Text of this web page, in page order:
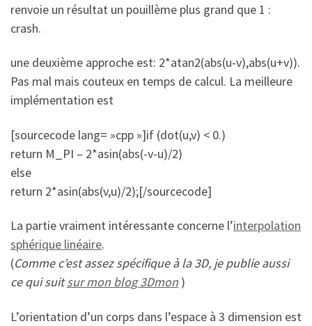
renvoie un résultat un pouillème plus grand que 1 :
crash.
une deuxième approche est: 2*atan2(abs(u-v),abs(u+v)).
Pas mal mais couteux en temps de calcul. La meilleure
implémentation est
[sourcecode lang= »cpp »]if (dot(u,v) < 0.)
return M_PI – 2*asin(abs(-v-u)/2)
else
return 2*asin(abs(v,u)/2);[/sourcecode]
La partie vraiment intéressante concerne l’interpolation
sphérique linéaire.
(Comme c’est assez spécifique à la 3D, je publie aussi
ce qui suitsur mon blog 3Dmon )
L’orientation d’un corps dans l’espace à 3 dimension est